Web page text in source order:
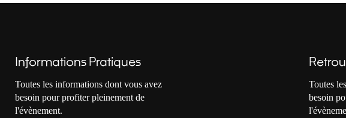
Informations Pratiques
Toutes les informations dont vous avez
besoin pour profiter pleinement de
l'évènement.
Toutes
besoin